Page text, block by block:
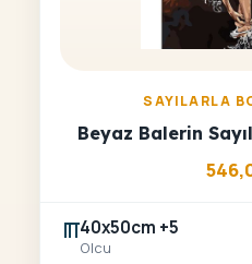
SAYILARLA
Beyaz Balerin
40x50cm +5
Olcu